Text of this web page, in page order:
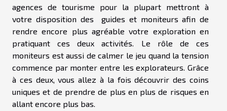
agences de tourisme pour la plupart mettront à
votre disposition des guides et moniteurs afin de
rendre encore plus agréable votre exploration en
pratiquant ces deux activités. Le rôle de ces
moniteurs est aussi de calmer le jeu quand la tension
commence par monter entre les explorateurs. Grâce
à ces deux, vous allez à la fois découvrir des coins
uniques et de prendre de plus en plus de risques en
allant encore plus bas.